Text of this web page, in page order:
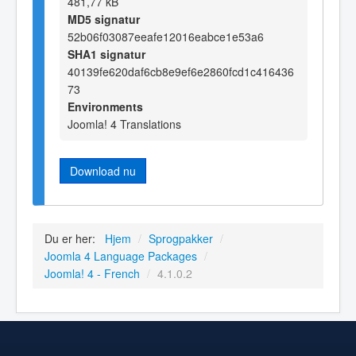
MD5 signatur
52b06f03087eeafe12016eabce1e53a6
SHA1 signatur
40139fe620daf6cb8e9ef6e2860fcd1c416436
73
Environments
Joomla! 4 Translations
Download nu
Du er her: Hjem / Sprogpakker /
Joomla 4 Language Packages /
Joomla! 4 - French / 4.1.0.2